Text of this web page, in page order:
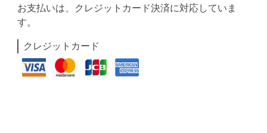
お支払いは、クレジットカード決済に対応していま
す。
クレジットカード